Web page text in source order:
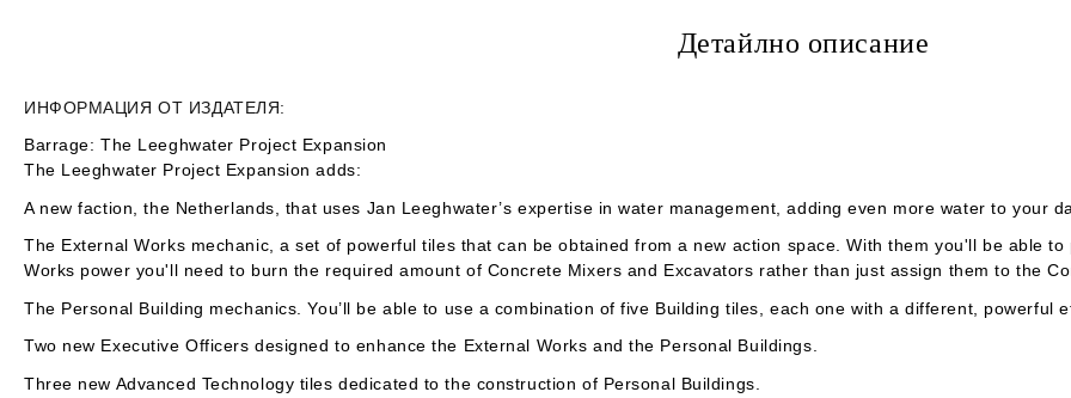
Детайлно описание
ИНФОРМАЦИЯ ОТ ИЗДАТЕЛЯ:
Barrage: The Leeghwater Project Expansion
The Leeghwater Project Expansion adds:
A new faction, the Netherlands, that uses Jan Leeghwater’s expertise in water management, adding even more water to your
The External Works mechanic, a set of powerful tiles that can be obtained from a new action space. With them you'll be able
Works power you'll need to burn the required amount of Concrete Mixers and Excavators rather than just assign them to the
The Personal Building mechanics. You’ll be able to use a combination of five Building tiles, each one with a different, powerful
Two new Executive Officers designed to enhance the External Works and the Personal Buildings.
Three new Advanced Technology tiles dedicated to the construction of Personal Buildings.